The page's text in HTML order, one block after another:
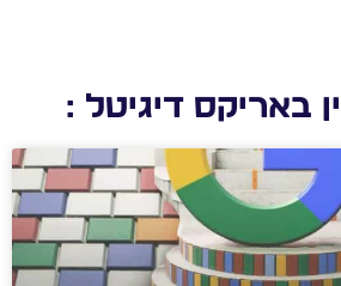
באריקס דיגיטל :